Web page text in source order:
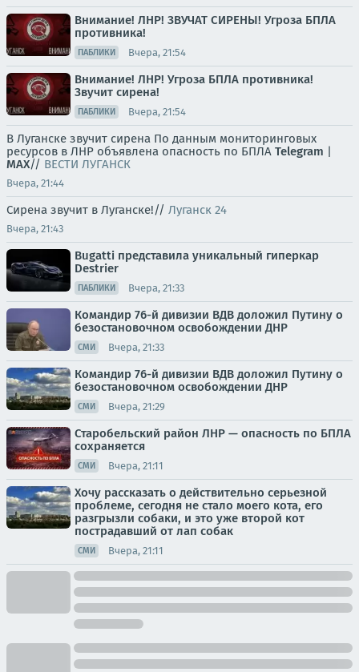
Внимание! ЛНР! ЗВУЧАТ СИРЕНЫ! Угроза БПЛА
противника!
ПАБЛИКИ Вчера, 21:54
Внимание! ЛНР! Угроза БПЛА противника!
Звучит сирена!
ПАБЛИКИ Вчера, 21:54
В Луганске звучит сирена По данным мониторинговых
ресурсов в ЛНР объявлена опасность по БПЛА Telegram |
MAX// ВЕСТИ ЛУГАНСК
Вчера, 21:44
Сирена звучит в Луганске!// Луганск 24
Вчера, 21:43
Bugatti представила уникальный гиперкар
Destrier
ПАБЛИКИ Вчера, 21:33
Командир 76-й дивизии ВДВ доложил Путину о
безостановочном освобождении ДНР
СМИ Вчера, 21:33
Командир 76-й дивизии ВДВ доложил Путину о
безостановочном освобождении ДНР
СМИ Вчера, 21:29
Старобельский район ЛНР — опасность по БПЛА
сохраняется
СМИ Вчера, 21:11
Хочу рассказать о действительно серьезной
проблеме, сегодня не стало моего кота, его
разгрызли собаки, и это уже второй кот
пострадавший от лап собак
СМИ Вчера, 21:11